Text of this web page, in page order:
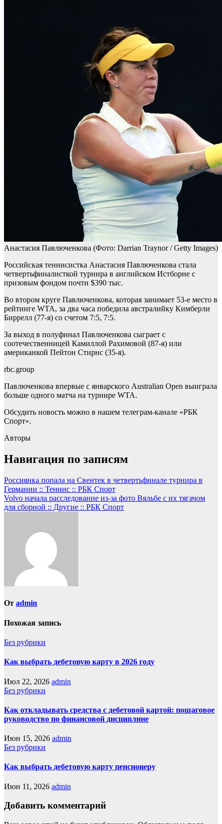
Анастасия Павлюченкова (Фото: Darrian Traynor / Getty Images)
Российская теннисистка Анастасия Павлюченкова стала
четвертьфиналисткой турнира в английском Истборне с
призовым фондом почти $390 тыс.
Во втором круге Павлюченкова, которая занимает 53-е место в
рейтинге WTA, за два часа победила австралийку Кимберли
Биррелл (77-я) со счетом 7:5, 7:5.
За выход в полуфинал Павлюченкова сыграет с
соотечественницей Камиллой Рахимовой (87-я) или
американкой Пейтон Стирнс (35-я).
rbc.group
Павлюченкова впервые с январского Australian Open выиграла
больше одного матча на турнире WTA.
Обсудить новость можно в нашем телеграм-канале «РБК
Спорт».
Авторы
Навигация по записям
Россиянка попала на Свентек в четвертьфинале турнира в
Германии :: Теннис :: РБК Спорт
Volvo начала расследование из-за фото Вяльбе с их тягачом
для сборной :: Другие :: РБК Спорт
От admin
Похожая запись
Без рубрики
Как выбрать дебетовую карту в 2026 году
Июл 22, 2026 admin
Без рубрики
Как откладывать средства с дебетовой картой: пошаговое
руководство по финансовой дисциплине
Июн 15, 2026 admin
Без рубрики
Как выбрать дебетовую карту пенсионеру
Июн 11, 2026 admin
Добавить комментарий